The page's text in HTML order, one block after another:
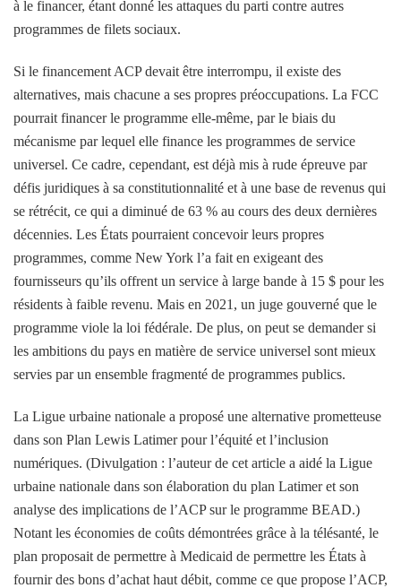
à le financer, étant donné les attaques du parti contre autres
programmes de filets sociaux.
Si le financement ACP devait être interrompu, il existe des
alternatives, mais chacune a ses propres préoccupations. La FCC
pourrait financer le programme elle-même, par le biais du
mécanisme par lequel elle finance les programmes de service
universel. Ce cadre, cependant, est déjà mis à rude épreuve par
défis juridiques à sa constitutionnalité et à une base de revenus qui
se rétrécit, ce qui a diminué de 63 % au cours des deux dernières
décennies. Les États pourraient concevoir leurs propres
programmes, comme New York l’a fait en exigeant des
fournisseurs qu’ils offrent un service à large bande à 15 $ pour les
résidents à faible revenu. Mais en 2021, un juge gouverné que le
programme viole la loi fédérale. De plus, on peut se demander si
les ambitions du pays en matière de service universel sont mieux
servies par un ensemble fragmenté de programmes publics.
La Ligue urbaine nationale a proposé une alternative prometteuse
dans son Plan Lewis Latimer pour l’équité et l’inclusion
numériques. (Divulgation : l’auteur de cet article a aidé la Ligue
urbaine nationale dans son élaboration du plan Latimer et son
analyse des implications de l’ACP sur le programme BEAD.)
Notant les économies de coûts démontrées grâce à la télésanté, le
plan proposait de permettre à Medicaid de permettre les États à
fournir des bons d’achat haut débit, comme ce que propose l’ACP,